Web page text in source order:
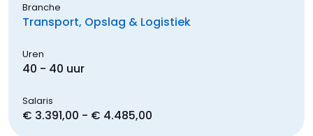
Branche
Transport, Opslag & Logistiek
Uren
40 - 40 uur
Salaris
€ 3.391,00 - € 4.485,00